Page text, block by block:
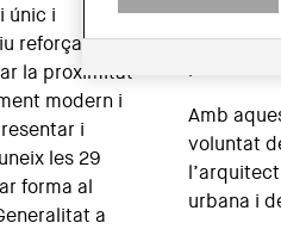
únic i
reforçar la
la proximitat
modern i
i
les 29
forma al
a
conèixer
Amb
voluntat
urbana i